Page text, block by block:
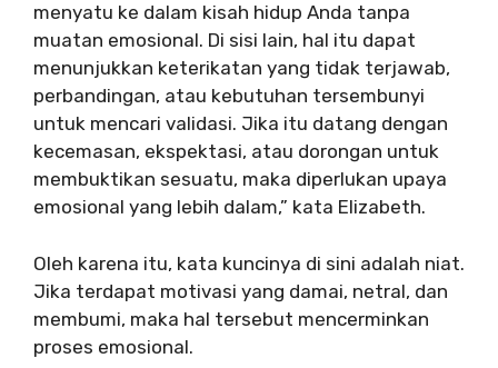
menyatu ke dalam kisah hidup Anda tanpa
muatan emosional. Di sisi lain, hal itu dapat
menunjukkan keterikatan yang tidak terjawab,
perbandingan, atau kebutuhan tersembunyi
untuk mencari validasi. Jika itu datang dengan
kecemasan, ekspektasi, atau dorongan untuk
membuktikan sesuatu, maka diperlukan upaya
emosional yang lebih dalam,” kata Elizabeth.
Oleh karena itu, kata kuncinya di sini adalah niat.
Jika terdapat motivasi yang damai, netral, dan
membumi, maka hal tersebut mencerminkan
proses emosional.